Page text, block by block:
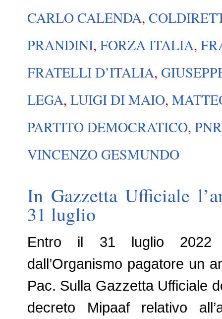
CARLO CALENDA,
PRANDINI, FORZA ITALIA,
FRATELLI D’ITALIA,
LEGA, LUIGI DI MAIO,
PARTITO DEMOCRATICO,
VINCENZO GESMUNDO
In Gazzetta Ufficiale
31 luglio
Entro il 31 luglio 2022
dall’Organismo pagatore un
Pac. Sulla Gazzetta Ufficiale
decreto Mipaaf relativo